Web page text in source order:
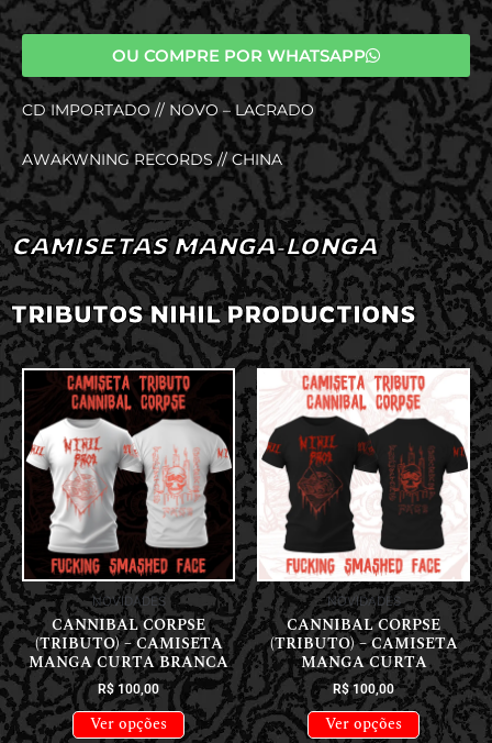
OU COMPRE POR WHATSAPP
CD IMPORTADO // NOVO – LACRADO
AWAKWNING RECORDS // CHINA
CAMISETAS MANGA-LONGA
TRIBUTOS NIHIL PRODUCTIONS
NOVIDADES
CANNIBAL CORPSE
(TRIBUTO) – CAMISETA
MANGA CURTA BRANCA
R$100,00
Ver opções
NOVIDADES
CANNIBAL CORPSE
(TRIBUTO) – CAMISETA
MANGA CURTA
R$100,00
Ver opções